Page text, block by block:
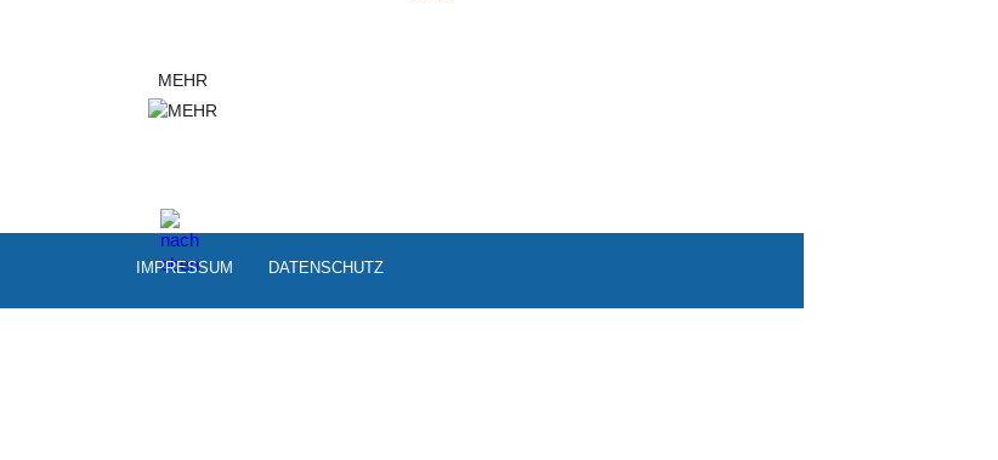
MEHR
IMPRESSUM DATEN­SCHUTZ